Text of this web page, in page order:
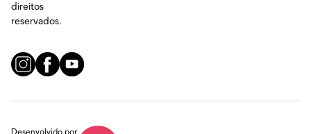
direitos
reservados.
Desenvolvido por